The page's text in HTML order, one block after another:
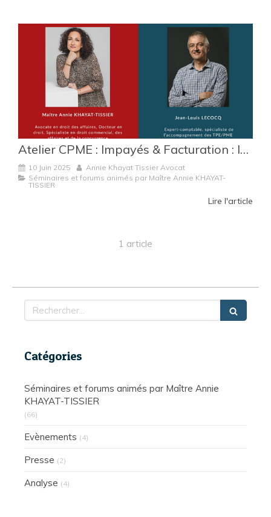
Atelier CPME : Impayés & Facturation : les bons réflexes à adopter
10 Juin 2025
Annie Khayat Tissier Avocat
Séminaires et forums animés par Maître Annie KHAYAT-
TISSIER
Lire l'article
1 article
Rechercher
Catégories
Séminaires et forums animés par Maître Annie
KHAYAT-TISSIER
(66)
Evènements (4)
Presse (2)
Analyse (4)